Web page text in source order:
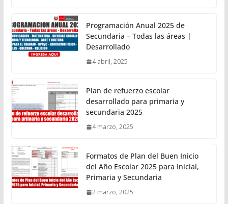
Programación Anual 2025 de
Secundaria – Todas las áreas |
Desarrollado
4 abril, 2025
Plan de refuerzo escolar
desarrollado para primaria y
secundaria 2025
4 marzo, 2025
Formatos de Plan del Buen Inicio
del Año Escolar 2025 para Inicial,
Primaria y Secundaria
2 marzo, 2025